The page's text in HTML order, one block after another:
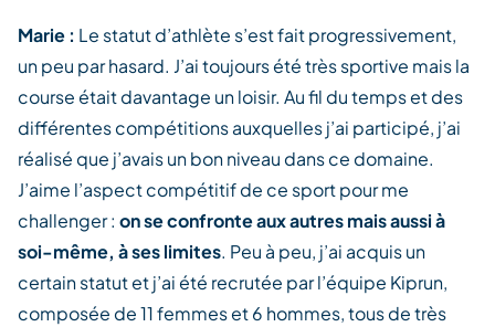
Marie : Le statut d’athlète s’est fait progressivement,
un peu par hasard. J’ai toujours été très sportive mais la
course était davantage un loisir. Au fil du temps et des
différentes compétitions auxquelles j’ai participé, j’ai
réalisé que j’avais un bon niveau dans ce domaine.
J’aime l’aspect compétitif de ce sport pour me
challenger : on se confronte aux autres mais aussi à
soi-même, à ses limites. Peu à peu, j’ai acquis un
certain statut et j’ai été recrutée par l’équipe Kiprun,
composée de 11 femmes et 6 hommes, tous de très